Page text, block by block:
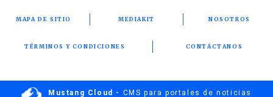
MAPA DE SITIO MEDIAKIT NOSOTROS
TÉRMINOS Y CONDICIONES CONTÁCTANOS
Mustang Cloud - CMS para portales de noticias